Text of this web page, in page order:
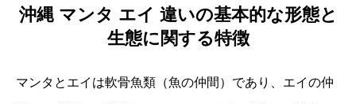
沖縄 マンタ エイ 違いの基本的な形態と
生態に関する特徴
マンタとエイは軟骨魚類（魚の仲間）であり、エイの仲